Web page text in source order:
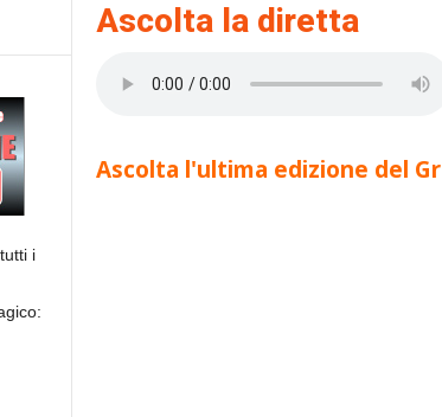
i
Ascolta la diretta
Ascolta l'ultima edizione del Gr